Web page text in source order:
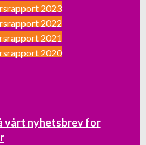
2023
2022
2021
2020
vårt nyhetsbrev for